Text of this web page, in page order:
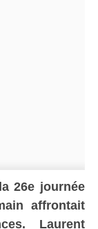
26e journée
affrontait
Laurent